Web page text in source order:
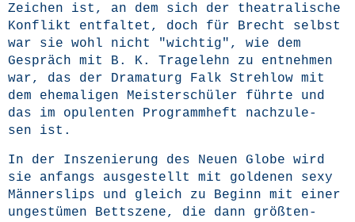
Zei­chen ist, an dem sich der thea­tra­li­sche
Kon­flikt ent­fal­tet, doch für Brecht selbst
war sie wohl nicht "wich­tig", wie dem
Gespräch mit B. K. Trage­lehn zu ent­neh­men
war, das der Dra­ma­turg Falk Streh­low mit
dem ehe­ma­li­gen Meis­ter­schü­ler führ­te und
das im opu­len­ten Pro­gramm­heft nach­zu­le­
sen ist.
In der Insze­nie­rung des Neu­en Glo­be wird
sie anfangs aus­ge­stellt mit gol­de­nen sexy
Män­ner­slips und gleich zu Beginn mit einer
unge­stü­men Bett­sze­ne, die dann größ­ten­